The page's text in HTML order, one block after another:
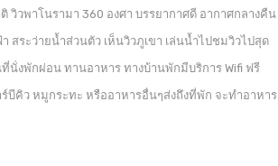
วิวพาโนรามา 360 องศา บรรยากาศดี อากาศกลางคืน
สระว่ายน้ำส่วนตัว เห็นวิวภูเขา เล่นน้ำไปชมวิวไปสุด
นั่งพักผ่อน ทานอาหาร ทางบ้านพักมีบริการ Wifi ฟรี
บีคิว หมูกระทะ หรืออาหารอื่นๆส่งถึงที่พัก จะทำอาหาร